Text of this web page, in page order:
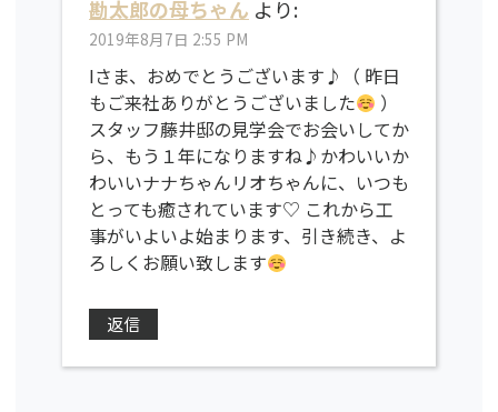
勘太郎の母ちゃん より:
2019年8月7日 2:55 PM
Iさま、おめでとうございます♪（ 昨日
もご来社ありがとうございました
）
スタッフ藤井邸の見学会でお会いしてか
ら、もう１年になりますね♪かわいいか
わいいナナちゃんリオちゃんに、いつも
とっても癒されています♡ これから工
事がいよいよ始まります、引き続き、よ
ろしくお願い致します
返信